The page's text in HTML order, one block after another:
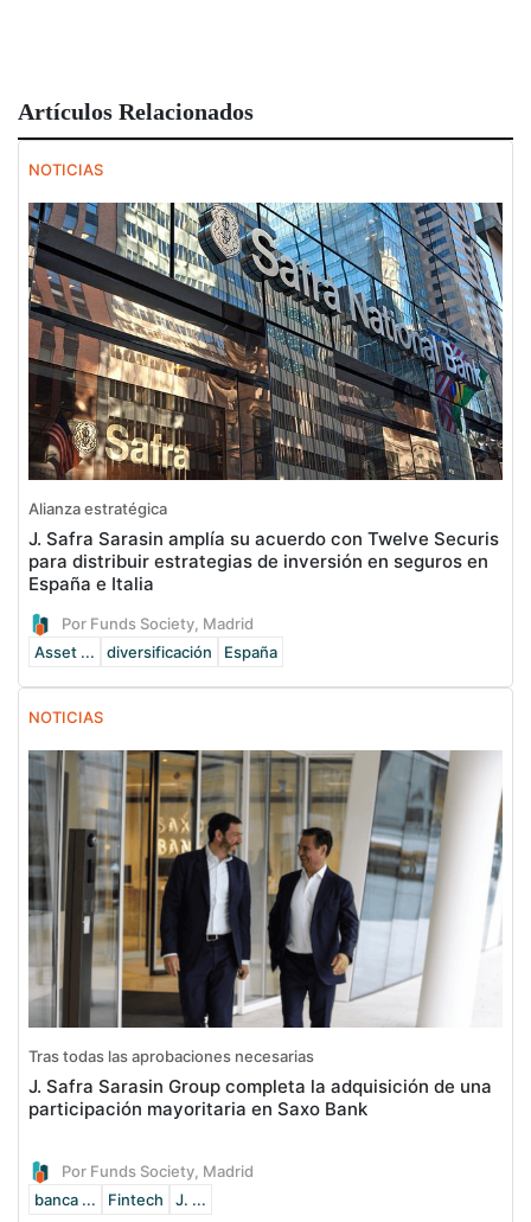
Artículos Relacionados
NOTICIAS
Alianza estratégica
J. Safra Sarasin amplía su acuerdo con Twelve Securis
para distribuir estrategias de inversión en seguros en
España e Italia
Por Funds Society, Madrid
Asset ...
diversificación España
NOTICIAS
Tras todas las aprobaciones necesarias
J. Safra Sarasin Group completa la adquisición de una
participación mayoritaria en Saxo Bank
Por Funds Society, Madrid
banca ...
Fintech J. ...